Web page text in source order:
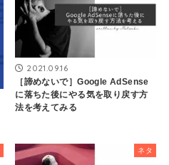
2021.09.16
［諦めないで］Google AdSense
に落ちた後にやる気を取り戻す方
法を考えてみる
ネタ